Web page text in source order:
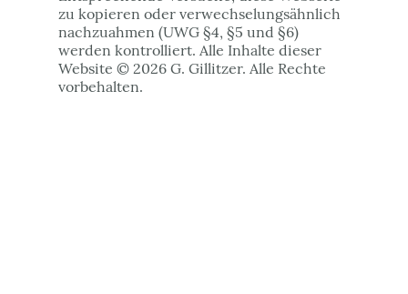
zu kopieren oder verwechselungsähnlich
nachzuahmen (UWG §4, §5 und §6)
werden kontrolliert. Alle Inhalte dieser
Website © 2026 G. Gillitzer. Alle Rechte
vorbehalten.